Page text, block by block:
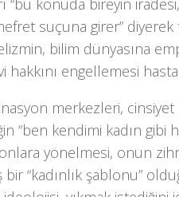
“bu konuda bireyin
suçuna girer”
bilim dünyasına
hakkını engellemesi
merkezleri,
“ben kendimi kadın gibi
yönelmesi, onun
bir “kadınlık şablonu”